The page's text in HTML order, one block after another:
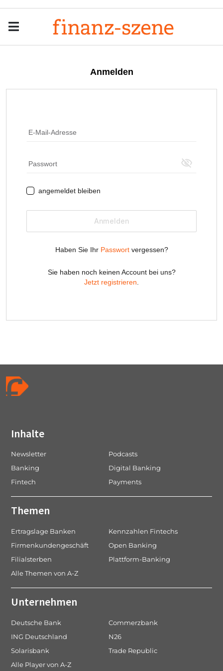
Inhalte
Newsletter
Podcasts
Banking
Digital Banking
Fintech
Payments
Themen
Ertragslage Banken
Kennzahlen Fintechs
Firmenkundengeschäft
Open Banking
Filialsterben
Plattform-Banking
Alle Themen von A-Z
Unternehmen
Deutsche Bank
Commerzbank
ING Deutschland
N26
Solarisbank
Trade Republic
Alle Player von A-Z